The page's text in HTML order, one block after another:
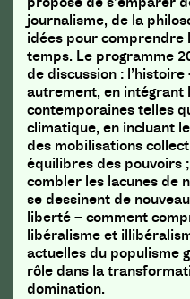
journalisme, de la
idées pour comprendre
temps. Le programme
de discussion :
autrement, en intégrant
contemporaines telles
climatique, en incluant
des mobilisations
équilibres des pouvoirs
combler les lacunes de
se dessinent de
liberté – comment
libéralisme et
actuelles du populisme
rôle dans la
domination.